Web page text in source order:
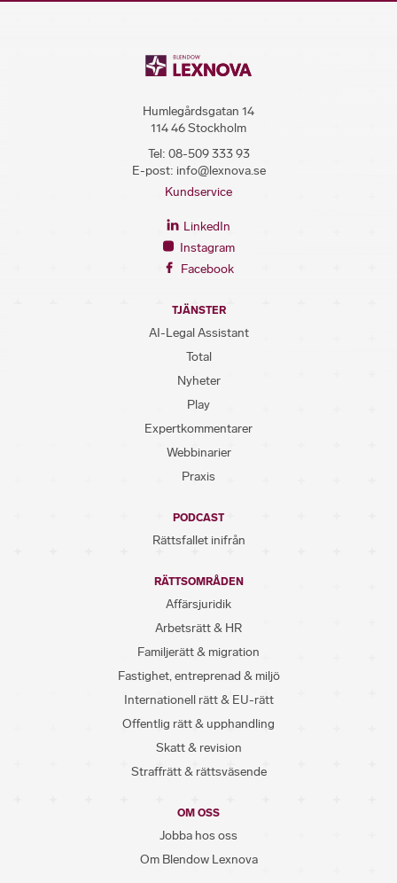
Humlegårdsgatan 14
114 46 Stockholm
Tel: 08-509 333 93
E-post: info@lexnova.se
Kundservice
LinkedIn
Instagram
Facebook
TJÄNSTER
AI-Legal Assistant
Total
Nyheter
Play
Expertkommentarer
Webbinarier
Praxis
PODCAST
Rättsfallet inifrån
RÄTTSOMRÅDEN
Affärsjuridik
Arbetsrätt & HR
Familjerätt & migration
Fastighet, entreprenad & miljö
Internationell rätt & EU-rätt
Offentlig rätt & upphandling
Skatt & revision
Straffrätt & rättsväsende
OM OSS
Jobba hos oss
Om Blendow Lexnova